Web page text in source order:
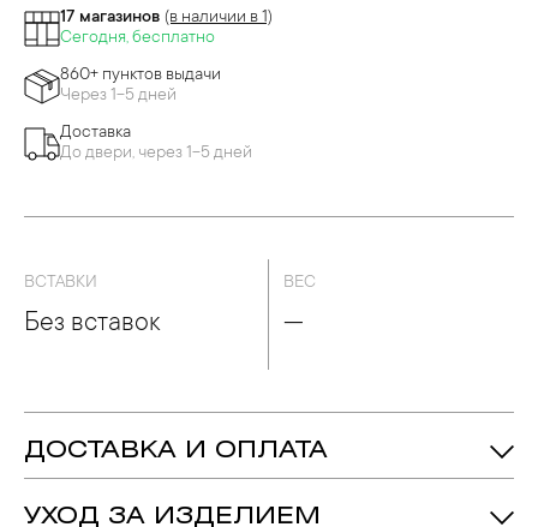
17 магазинов (в наличии в 1)
Сегодня, бесплатно
860+ пунктов выдачи
Через 1-5 дней
Доставка
До двери, через 1-5 дней
ВСТАВКИ
Без вставок
ВЕС
—
ДОСТАВКА И ОПЛАТА
УХОД ЗА ИЗДЕЛИЕМ